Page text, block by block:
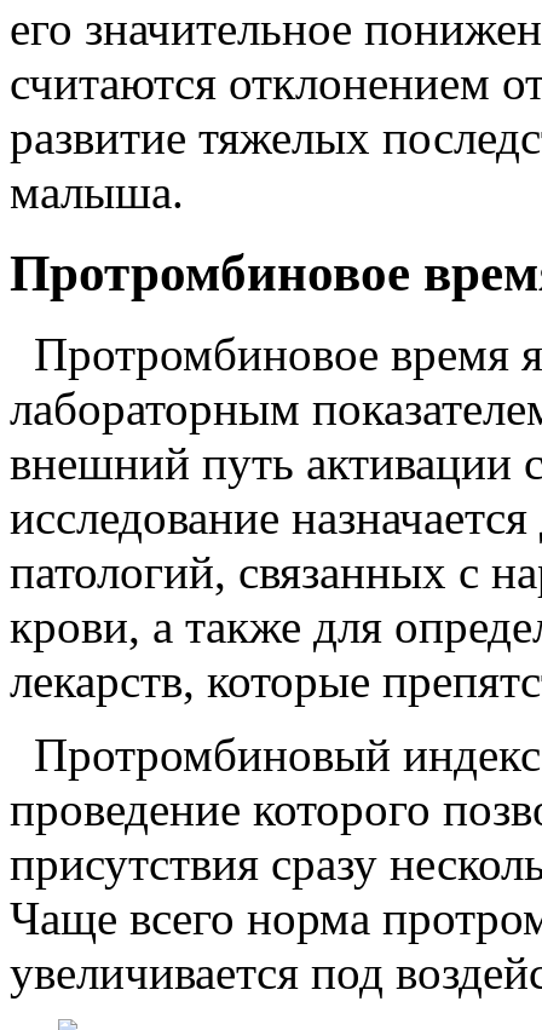
его значительное
считаются отклонением
развитие тяжелых
малыша.
Протромбиновое
Протромбиновое время
лабораторным
внешний путь активации
исследование
патологий, связанных с
крови, а также для
лекарств, которые
Протромбиновый
проведение которого
присутствия сразу
Чаще всего норма
увеличивается под